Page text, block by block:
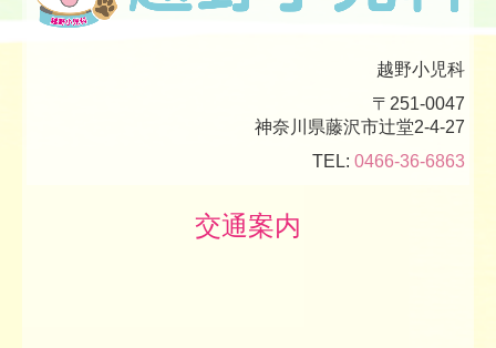
交通案内
越野小児科
〒251-0047
神奈川県藤沢市辻堂2-4-27
TEL: 0466-36-6863
交通案内